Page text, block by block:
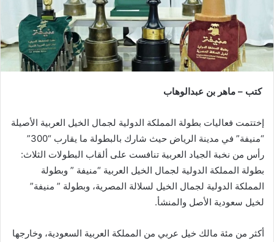
كتب – ماهر بن عبدالوهاب
إختتمت فعاليات بطولة المملكة الدولية لجمال الخيل العربية الأصيلة
“منيفة” في مدينة الرياض حيث شارك بالبطولة ما يقارب “300”
رأس من نخبة الجياد العربية تنافست على ألقاب البطولات الثلاث:
بطولة المملكة الدولية لجمال الخيل العربية “منيفة ” وبطولة
المملكة الدولية لجمال الخيل لسلالة المصرية، وبطولة ” منيفة”
لخيل سعودية الأصل والمنشأ.
أكثر من مئة مالك خيل عربي من المملكة العربية السعودية، وخارجها